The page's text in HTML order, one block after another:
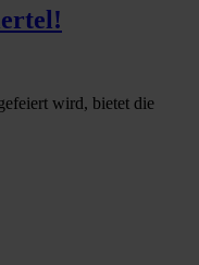
wird, bietet die